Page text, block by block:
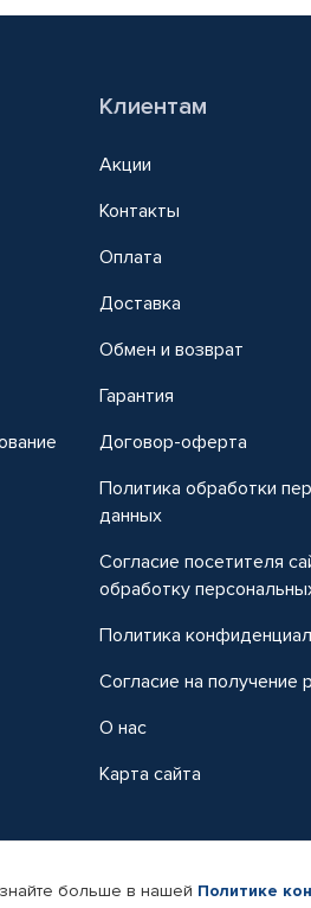
Клиентам
Акции
Контакты
Оплата
Доставка
Обмен и возврат
Гарантия
Договор-оферта
Политика обработки
данных
Согласие посетителя
обработку
Политика
Согласие на получение
О нас
Карта сайта
Автопрофи.
больше в нашей Политике